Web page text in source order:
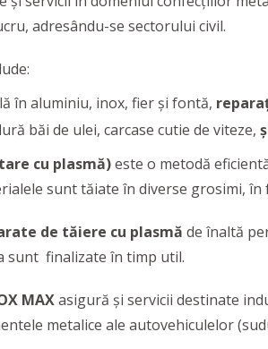
adresându-se sectorului civil.
în aluminiu, inox, fier și fontă,
băi de ulei, carcase cutie de viteze,
cu plasmă)este o metodă
sunt tăiate în diverse grosimi,
de tăiere cu plasmă de înaltă
sunt finalizate în timp util.
MAXasigură și servicii destinate
metalice ale autovehiculelor